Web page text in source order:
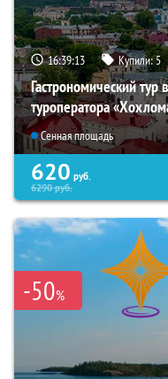
16:39:12 Купили:5
Гастрономический
туроператора
Сенная площадь
620 руб.
6290руб.
-50%